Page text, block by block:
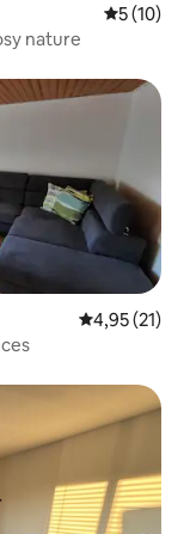
5 (10)
nature
Évaluation
4,95 (21)